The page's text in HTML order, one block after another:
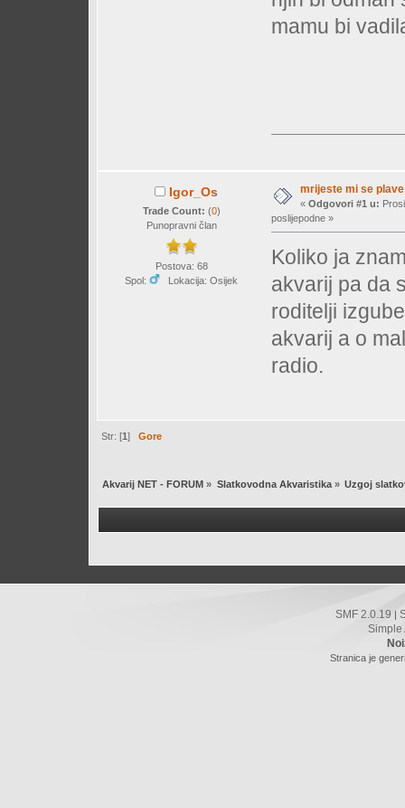
mamu bi
Igor_Os
Trade Count: (0)
Punopravni član
Postova: 68
Spol:
Lokacija: Osijek
mrijeste mi se
« Odgovori #1 u:
poslijepodne »
Koliko ja
akvarij pa da
roditelji
akvarij a o
radio.
Str: [1]Gore
Akvarij NET - FORUM » Slatkovodna Akvaristika» Uzgoj
SMF 2.0.19 |
Simple
Stranica je